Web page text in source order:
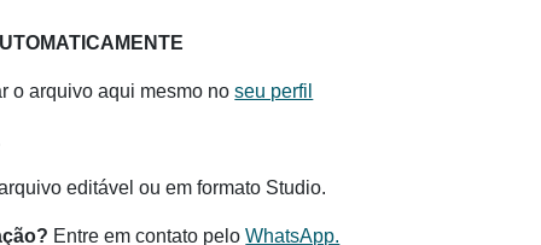
o arquivo aqui mesmo noseu perfil
editável ou em formato Studio.
Entre em contato peloWhatsApp.